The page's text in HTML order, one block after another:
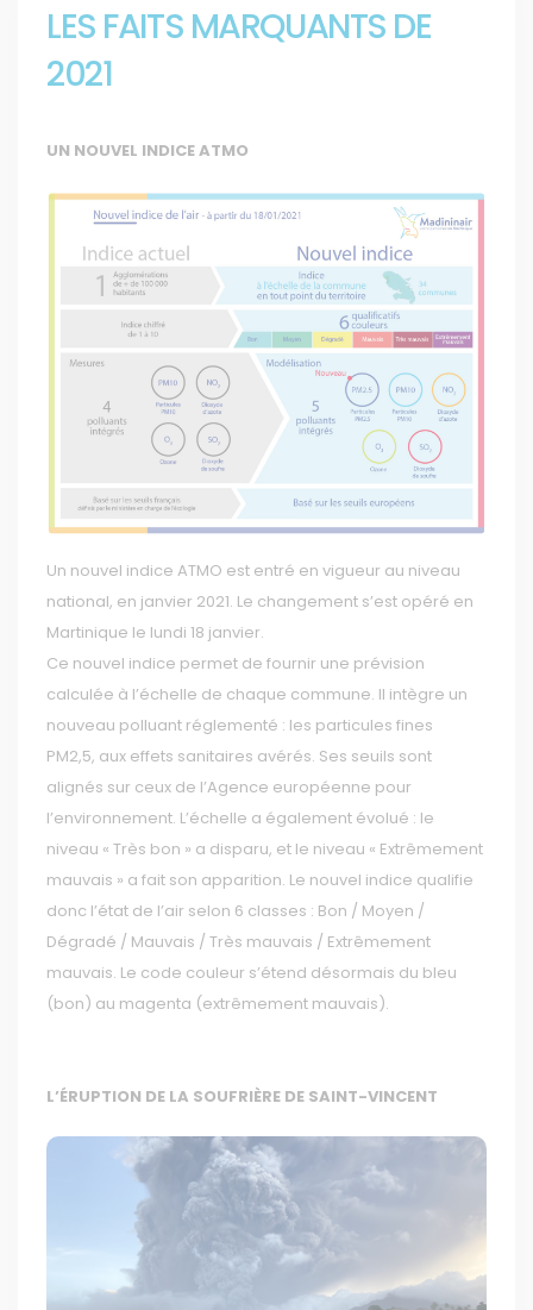
LES FAITS MARQUANTS DE
2021
UN NOUVEL INDICE ATMO
Un nouvel indice ATMO est entré en vigueur au niveau
national, en janvier 2021. Le changement s’est opéré en
Martinique le lundi 18 janvier.
Ce nouvel indice permet de fournir une prévision
calculée à l’échelle de chaque commune. Il intègre un
nouveau polluant réglementé : les particules fines
PM2,5, aux effets sanitaires avérés. Ses seuils sont
alignés sur ceux de l’Agence européenne pour
l’environnement. L’échelle a également évolué : le
niveau « Très bon » a disparu, et le niveau « Extrêmement
mauvais » a fait son apparition. Le nouvel indice qualifie
donc l’état de l’air selon 6 classes : Bon / Moyen /
Dégradé / Mauvais / Très mauvais / Extrêmement
mauvais. Le code couleur s’étend désormais du bleu
(bon) au magenta (extrêmement mauvais).
L’ÉRUPTION DE LA SOUFRIÈRE DE SAINT-VINCENT